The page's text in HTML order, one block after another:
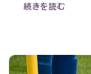
続きを読む